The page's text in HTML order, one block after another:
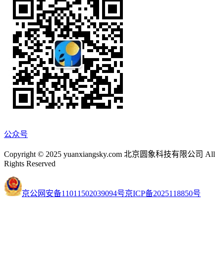
公众号
Copyright © 2025 yuanxiangsky.com 北京圆象科技有限公司 All
Rights Reserved
京公网安备11011502039094号京ICP备2025118850号